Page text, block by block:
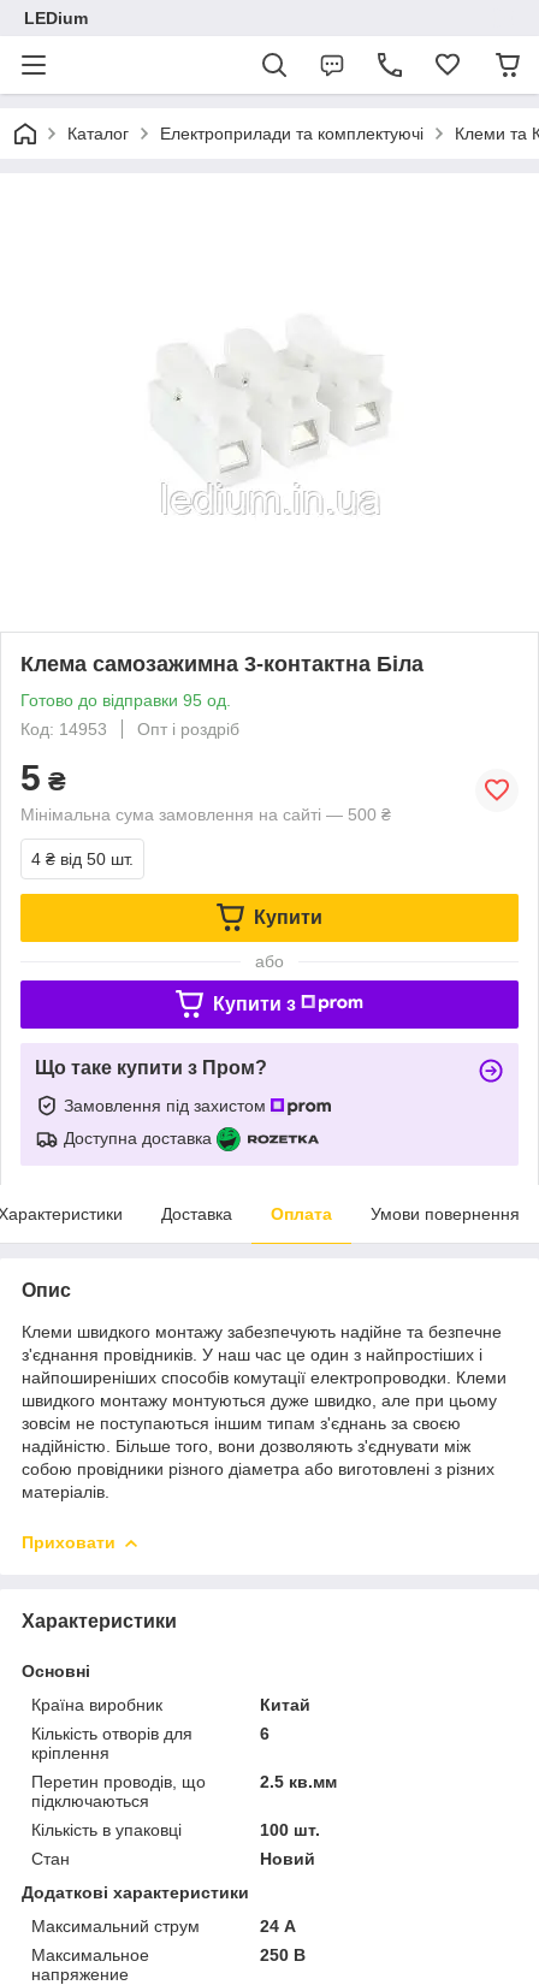
LEDium
Каталог Електроприлади та комплектуючі Клеми та
Клема самозажимна 3-контактна Біла
Готово до відправки 95 од.
Код: 14953
Опт і роздріб
5 ₴
Мінімальна сума замовлення на сайті — 500 ₴
4 ₴ від 50 шт.
Купити
або
Купити з
Що таке купити з Пром?
Замовлення під захистом
Доступна доставка
Доставка Оплата Умови повернення
Опис
Клеми швидкого монтажу забезпечують надійне та безпечне
з'єднання провідників. У наш час це один з найпростіших і
найпоширеніших способів комутації електропроводки. Клеми
швидкого монтажу монтуються дуже швидко, але при цьому
зовсім не поступаються іншим типам з'єднань за своєю
надійністю. Більше того, вони дозволяють з'єднувати між
собою провідники різного діаметра або виготовлені з різних
матеріалів.
Приховати
Характеристики
Основні
Країна виробник
Китай
Кількість отворів для
кріплення
6
Перетин проводів, що
підключаються
2.5 кв.мм
Кількість в упаковці
100 шт.
Стан
Новий
Додаткові характеристики
Максимальний струм
24 А
Максимальное
напряжение
250 В